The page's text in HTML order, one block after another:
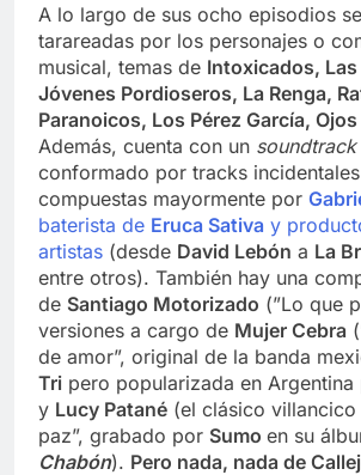
A lo largo de sus ocho episodios
tarareadas por los personajes o
musical, temas de Intoxicados,
Jóvenes Pordioseros, La Renga,
Paranoicos, Los Pérez García,
Además, cuenta con un soundtrack
conformado por tracks
compuestas mayormente por
baterista de Eruca Sativa y
artistas (desde David Lebón a La
entre otros). También hay una
de Santiago Motorizado (”Lo que
versiones a cargo de Mujer Cebra
de amor”, original de la banda
Tri pero popularizada en Argentina
y Lucy Patané (el clásico villancico
paz”, grabado por Sumo en su
Chabón). Pero nada, nada de